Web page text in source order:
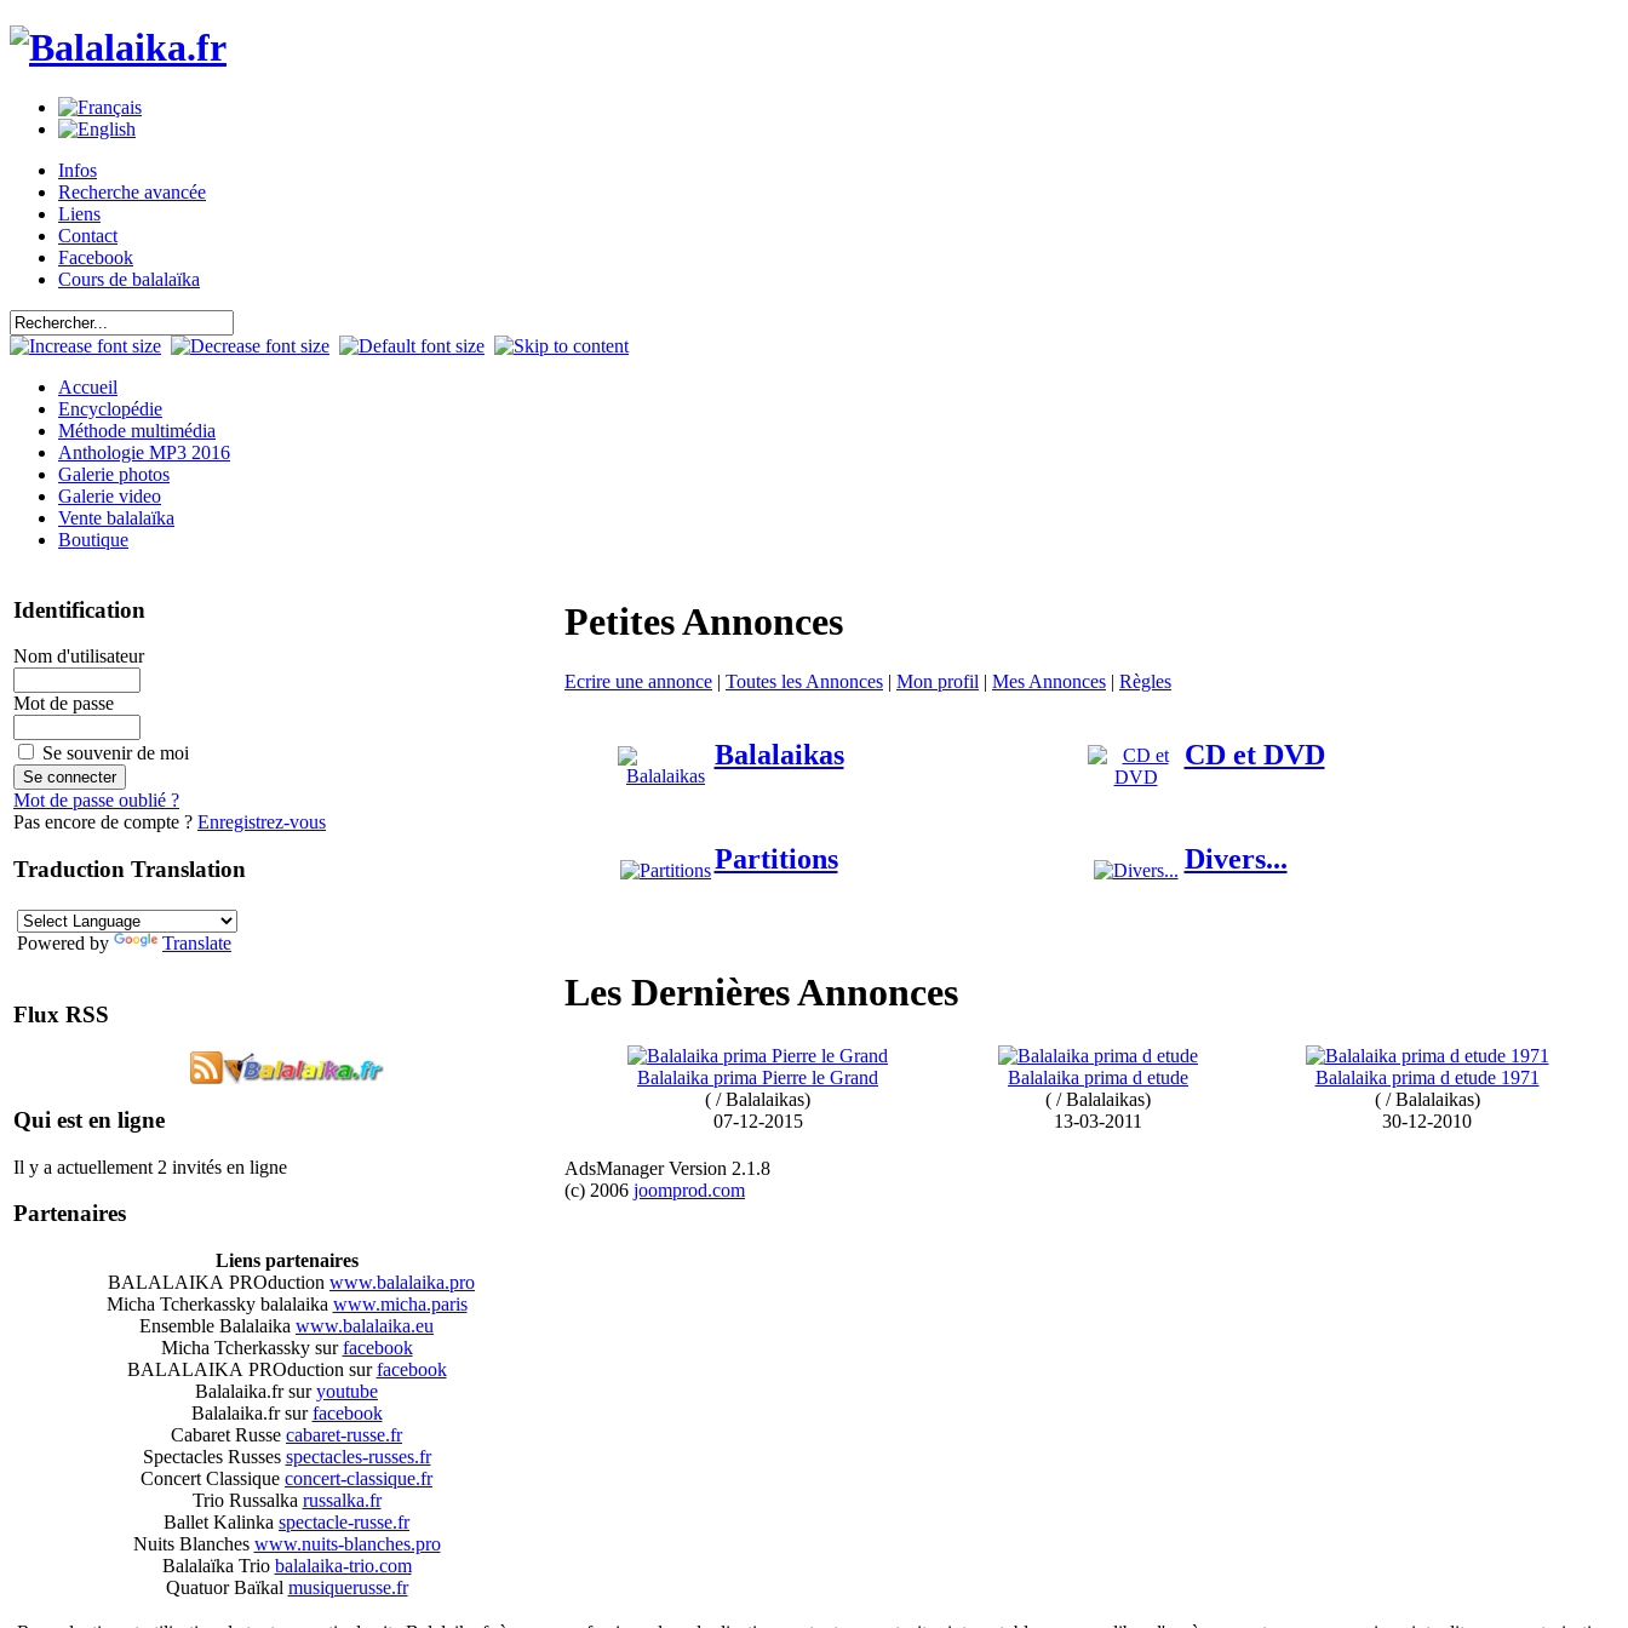
Infos
Recherche avancée
Liens
Contact
Facebook
Cours de balalaïka
Accueil
Encyclopédie
Méthode multimédia
Anthologie MP3 2016
Galerie photos
Galerie video
Vente balalaïka
Boutique
Identification
Nom d'utilisateur
Mot de passe
Se souvenir de moi
Mot de passe oublié ?
Pas encore de compte ? Enregistrez-vous
Traduction Translation
Powered by Translate
Flux RSS
Qui est en ligne
Il y a actuellement 2 invités en ligne
Partenaires
Liens partenaires
BALALAIKA PROduction www.balalaika.pro
Micha Tcherkassky balalaika www.micha.paris
Ensemble Balalaika www.balalaika.eu
Micha Tcherkassky surfacebook
BALALAIKA PROduction surfacebook
Balalaika.fr suryoutube
Balalaika.fr surfacebook
Cabaret Russe cabaret-russe.fr
Spectacles Russes spectacles-russes.fr
Concert Classique concert-classique.fr
Trio Russalka russalka.fr
Ballet Kalinka spectacle-russe.fr
Nuits Blanches www.nuits-blanches.pro
Balalaïka Trio balalaika-trio.com
Quatuor Baïkal musiquerusse.fr
Petites Annonces
Ecrire une annonce | Toutes les Annonces | Mon profil | Mes Annonces | Règles
Balalaikas CD et DVD
Partitions Divers...
Les Dernières Annonces
Balalaika prima Pierre le Grand
( / Balalaikas)
07-12-2015
Balalaika prima d etude
( / Balalaikas)
13-03-2011
Balalaika prima d etude 1971
( / Balalaikas)
30-12-2010
AdsManager Version 2.1.8
(c) 2006 joomprod.com